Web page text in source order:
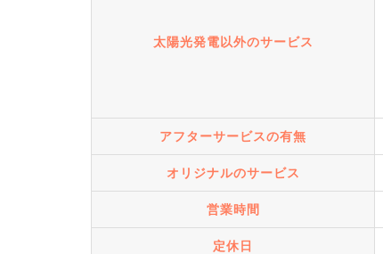
太陽光発電以外のサービス
アフターサービスの有無
オリジナルのサービス
営業時間
定休日